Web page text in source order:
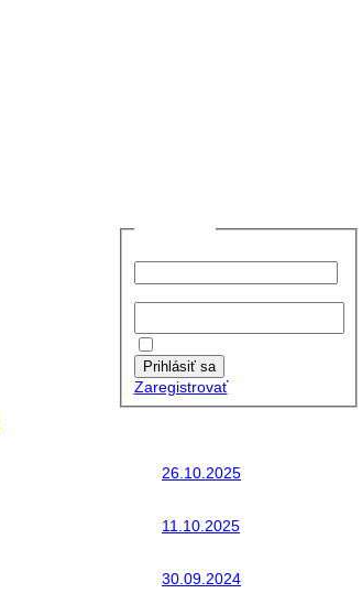
Prihlásiť sa
Zaregistrovať
26.10.2025
11.10.2025
30.09.2024